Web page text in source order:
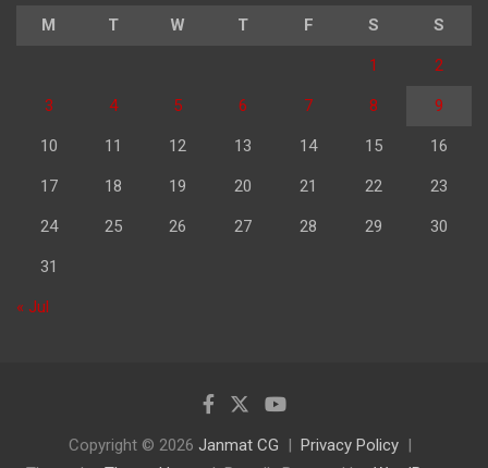
M T W T F S S
1 2
3 4 5 6 7 8 9
10 11 12 13 14 15 16
17 18 19 20 21 22 23
24 25 26 27 28 29 30
31
« Jul
Copyright © 2026 Janmat CG
Privacy Policy